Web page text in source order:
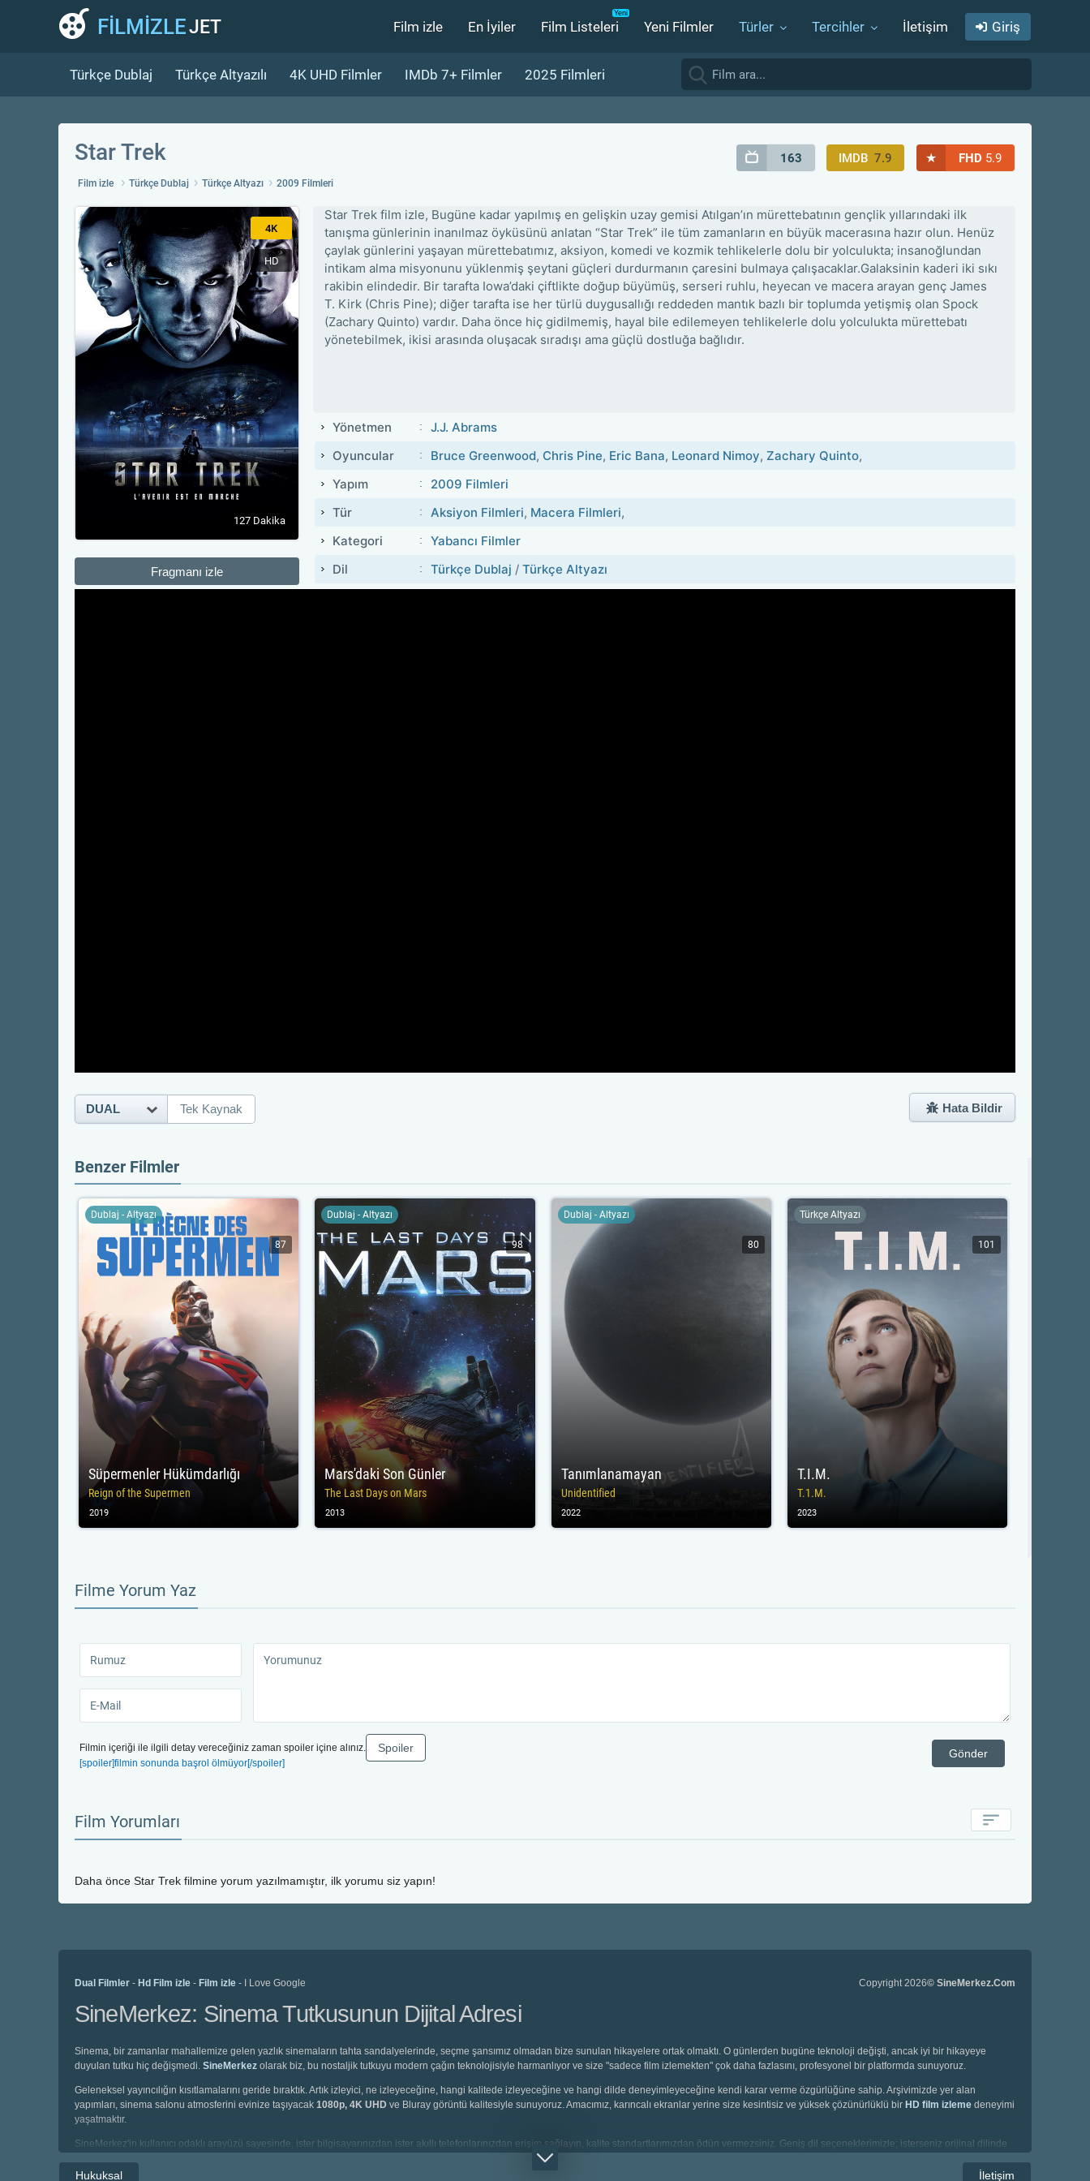
FİLMİZLEJET Film izle En İyiler Film Listeleri Yeni Filmler Türler Tercihler İletişim Giriş
Türkçe Dublaj Türkçe Altyazılı 4K UHD Filmler IMDb 7+ Filmler 2025 Filmleri
Star Trek
Film izle Türkçe Dublaj Türkçe Altyazı 2009 Filmleri
163 IMDB 7.9 ★ FHD 5.9
4K
HD
127 Dakika
Fragmanı izle
Star Trek film izle, Bugüne kadar yapılmış en gelişkin uzay gemisi Atılgan’ın mürettebatının gençlik yıllarındaki ilk
tanışma günlerinin inanılmaz öyküsünü anlatan “Star Trek” ile tüm zamanların en büyük macerasına hazır olun. Henüz
çaylak günlerini yaşayan mürettebatımız, aksiyon, komedi ve kozmik tehlikelerle dolu bir yolculukta; insanoğlundan
intikam alma misyonunu yüklenmiş şeytani güçleri durdurmanın çaresini bulmaya çalışacaklar.Galaksinin kaderi iki sıkı
rakibin elindedir. Bir tarafta Iowa’daki çiftlikte doğup büyümüş, serseri ruhlu, heyecan ve macera arayan genç James
T. Kirk (Chris Pine); diğer tarafta ise her türlü duygusallığı reddeden mantık bazlı bir toplumda yetişmiş olan Spock
(Zachary Quinto) vardır. Daha önce hiç gidilmemiş, hayal bile edilemeyen tehlikelerle dolu yolculukta mürettebatı
yönetebilmek, ikisi arasında oluşacak sıradışı ama güçlü dostluğa bağlıdır.
Yönetmen
J.J. Abrams
Oyuncular
Bruce Greenwood, Chris Pine, Eric Bana, Leonard Nimoy, Zachary Quinto,
Yapım
2009 Filmleri
Tür
Aksiyon Filmleri, Macera Filmleri,
Kategori
Yabancı Filmler
Dil
Türkçe Dublaj / Türkçe Altyazı
DUAL Tek Kaynak Hata Bildir
Benzer Filmler
Süpermenler Hükümdarlığı
Reign of the Supermen
Dublaj - Altyazı
87
2019
Mars'daki Son Günler
The Last Days on Mars
Dublaj - Altyazı
98
2013
Tanımlanamayan
Unidentified
Dublaj - Altyazı
80
2022
T.I.M.
T.1.M.
Türkçe Altyazı
101
2023
Filme Yorum Yaz
Filmin içeriği ile ilgili detay vereceğiniz zaman spoiler içine alınız.
[spoiler]filmin sonunda başrol ölmüyor[/spoiler]
Gönder
Spoiler
Film Yorumları
Daha önce Star Trek filmine yorum yazılmamıştır, ilk yorumu siz yapın!
Dual Filmler - Hd Film izle - Film izle - I Love Google Copyright 2026© SineMerkez.Com
SineMerkez: Sinema Tutkusunun Dijital Adresi
Sinema, bir zamanlar mahallemize gelen yazlık sinemaların tahta sandalyelerinde, seçme şansımız olmadan bize sunulan hikayelere ortak olmaktı. O günlerden bugüne teknoloji değişti, ancak iyi bir hikayeye
duyulan tutku hiç değişmedi. SineMerkez olarak biz, bu nostaljik tutkuyu modern çağın teknolojisiyle harmanlıyor ve size "sadece film izlemekten" çok daha fazlasını, profesyonel bir platformda sunuyoruz.
Geleneksel yayıncılığın kısıtlamalarını geride bıraktık. Artık izleyici, ne izleyeceğine, hangi kalitede izleyeceğine ve hangi dilde deneyimleyeceğine kendi karar verme özgürlüğüne sahip. Arşivimizde yer alan
yapımları, sinema salonu atmosferini evinize taşıyacak 1080p, 4K UHD ve Bluray görüntü kalitesiyle sunuyoruz. Amacımız, karıncalı ekranlar yerine size kesintisiz ve yüksek çözünürlüklü bir HD film izleme deneyimi
yaşatmaktır.
SineMerkez'in kullanıcı odaklı arayüzü sayesinde, ister bilgisayarınızdan ister akıllı telefonlarınızdan erişim sağlayın, kalite standartlarımızdan ödün vermezsiniz. Geniş dil seçeneklerimizle; isterseniz orijinal dilinde
seçeneklerine saniyeler içinde ulaşabilirsiniz.
Hukuksal İletişim